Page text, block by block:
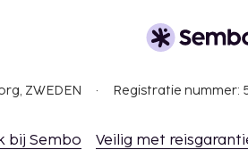
ZWEDEN Registratie nummer:
bij Sembo Veilig met